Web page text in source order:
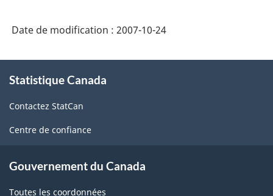
Date de modification : 2007-10-24
propos
ce
site
Statistique Canada
Contactez StatCan
Centre de confiance
Gouvernement du Canada
Toutes les coordonnées